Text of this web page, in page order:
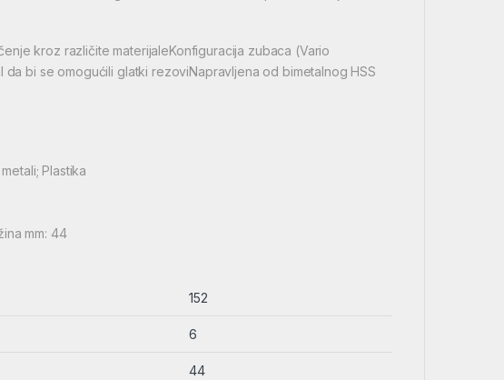
kroz različite materijaleKonfiguracija zubaca (Vario
bi se omogućili glatki rezoviNapravljena od bimetalnog HSS
Plastika
mm: 44
152
6
44